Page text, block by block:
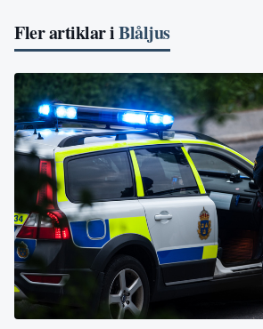
Fler artiklar iBlåljus